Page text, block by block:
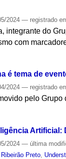
2024— registrado
integrante do
com
é tema de
2024— registrado
pelo
Artificial:
2024— última
Ribeirão Preto